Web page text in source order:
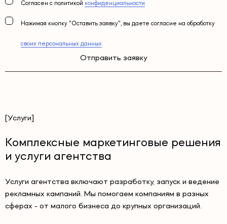
Согласен с политикой конфиденциальности
Нажимая кнопку "Оставить заявку", вы даете согласие на обработку
своих персональных данных
Отправить заявку
[Услуги]
Комплексные маркетинговые решения
и услуги агентства
Услуги агентства включают разработку, запуск и ведение
рекламных кампаний. Мы помогаем компаниям в разных
сферах - от малого бизнеса до крупных организаций.